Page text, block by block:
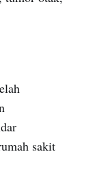
sakit